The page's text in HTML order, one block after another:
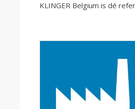
KLINGER Belgium is dé